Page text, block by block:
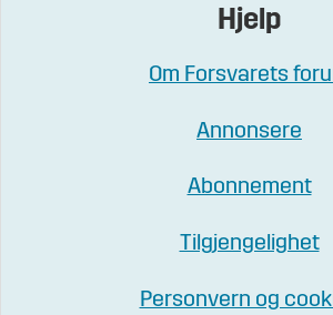
Hjelp
Om Forsvarets
Annonsere
Abonnement
Tilgjengelighet
Personvern og